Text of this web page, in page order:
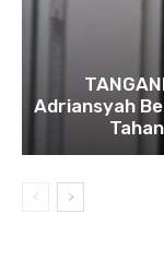
Adriansyah